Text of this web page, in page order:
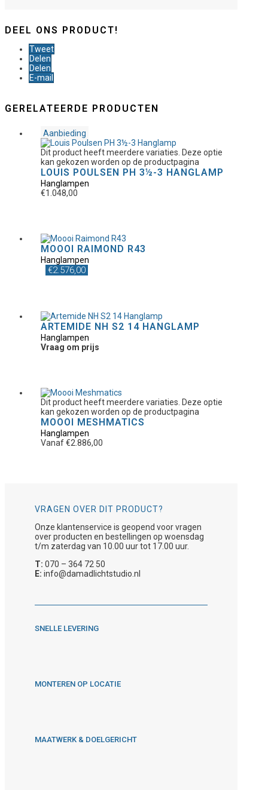
DEEL ONS PRODUCT!
Tweet
Delen
Delen
E-mail
GERELATEERDE PRODUCTEN
Aanbieding
Dit product heeft meerdere variaties. Deze optie
kan gekozen worden op de productpagina
LOUIS POULSEN PH 3½-3 HANGLAMP
Hanglampen
€1.048,00
MOOOI RAIMOND R43
Hanglampen
€2.576,00
ARTEMIDE NH S2 14 HANGLAMP
Hanglampen
Vraag om prijs
Dit product heeft meerdere variaties. Deze optie
kan gekozen worden op de productpagina
MOOOI MESHMATICS
Hanglampen
Vanaf€2.886,00
VRAGEN OVER DIT PRODUCT?
Onze klantenservice is geopend voor vragen
over producten en bestellingen op woensdag
t/m zaterdag van 10.00 uur tot 17.00 uur.
T: 070 – 364 72 50
E: info@damadlichtstudio.nl
SNELLE LEVERING
MONTEREN OP LOCATIE
MAATWERK & DOELGERICHT